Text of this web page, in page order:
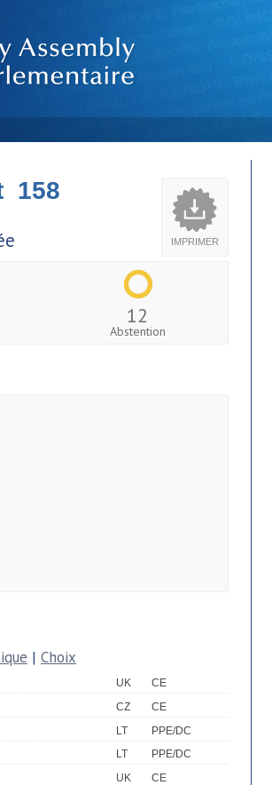
IMPRIMER
158
12
Abstention
| Choix
UK
CE
CZ
CE
LT
PPE/DC
LT
PPE/DC
UK
CE